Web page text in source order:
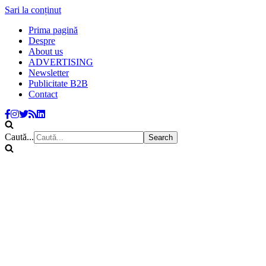
Sari la conținut
Prima pagină
Despre
About us
ADVERTISING
Newsletter
Publicitate B2B
Contact
Caută...